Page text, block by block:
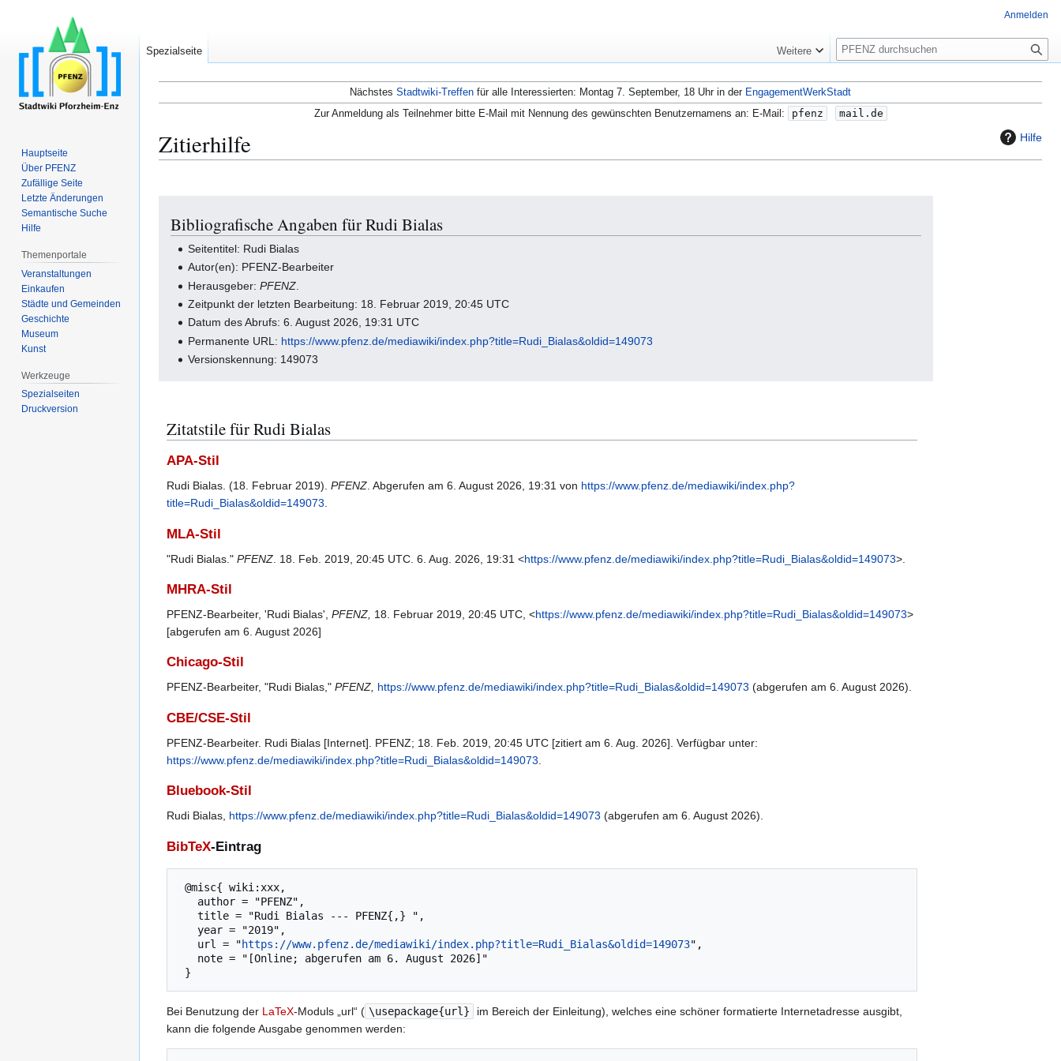
Nächstes Stadtwiki-Treffen für alle Interessierten: Montag 7. September, 18 Uhr in der EngagementWerkStadt
Zur Anmeldung als Teilnehmer bitte E-Mail mit Nennung des gewünschten Benutzernamens an: E-Mail:
pfenz mail.de
Hilfe
Zitierhilfe
Navigation
springen
Suche
springen
Bibliografische Angaben für Rudi Bialas
Seitentitel: Rudi Bialas
Autor(en): PFENZ-Bearbeiter
Herausgeber:PFENZ
Zeitpunkt der letzten Bearbeitung: 18. Februar 2019, 20:45 UTC
Datum des Abrufs: 6. August 2026, 19:31 UTC
Permanente URL: https://www.pfenz.de/mediawiki/index.php?title=Rudi_Bialas&oldid=149073
Versionskennung: 149073
Zitatstile für Rudi Bialas
APA-Stil
Rudi Bialas. (18. Februar 2019). PFENZ. Abgerufen am 6. August 2026, 19:31 von https://www.pfenz.de/mediawiki/index.php?
title=Rudi_Bialas&oldid=149073.
MLA-Stil
"Rudi Bialas." PFENZ . 18. Feb. 2019, 20:45 UTC. 6. Aug. 2026, 19:31 <https://www.pfenz.de/mediawiki/index.php?title=Rudi_Bialas&oldid=149073>.
MHRA-Stil
PFENZ-Bearbeiter, 'Rudi Bialas', PFENZ, 18. Februar 2019, 20:45 UTC, <https://www.pfenz.de/mediawiki/index.php?title=Rudi_Bialas&oldid=149073>
[abgerufen am 6. August 2026]
Chicago-Stil
PFENZ-Bearbeiter, "Rudi Bialas," PFENZ, https://www.pfenz.de/mediawiki/index.php?title=Rudi_Bialas&oldid=149073 (abgerufen am 6. August 2026).
CBE/CSE-Stil
PFENZ-Bearbeiter. Rudi Bialas [Internet]. PFENZ; 18. Feb. 2019, 20:45 UTC [zitiert am 6. Aug. 2026]. Verfügbar unter:
https://www.pfenz.de/mediawiki/index.php?title=Rudi_Bialas&oldid=149073
Bluebook-Stil
Rudi Bialas, https://www.pfenz.de/mediawiki/index.php?title=Rudi_Bialas&oldid=149073 (abgerufen am 6. August 2026).
BibTeX-Eintrag
   url = "
https://www.pfenz.de/mediawiki/index.php?title=Rudi_Bialas&oldid=149073",
Bei Benutzung der LaTeX-Moduls „url“ ( \usepackage{url}
im Bereich der Einleitung), welches eine schöner formatierte Internetadresse ausgibt,
kann die folgende Ausgabe genommen werden:
Anmelden
Spezialseite Weitere
S
u
c
h
e
Hauptseite
Über PFENZ
Zufällige Seite
Letzte Änderungen
Semantische Suche
Hilfe
Themenportale
Veranstaltungen
Einkaufen
Städte und Gemeinden
Geschichte
Museum
Kunst
Werkzeuge
Spezialseiten
Druckversion